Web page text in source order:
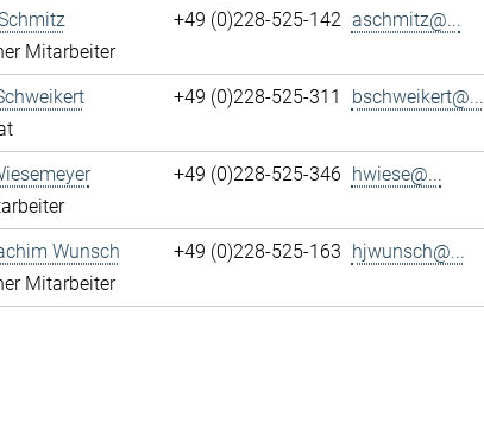
Mitarbeiter
+49 (0)228-525-142 aschmitz@...
+49 (0)228-525-311 bschweikert@...
+49 (0)228-525-346 hwiese@...
Wunsch
Mitarbeiter
+49 (0)228-525-163 hjwunsch@...